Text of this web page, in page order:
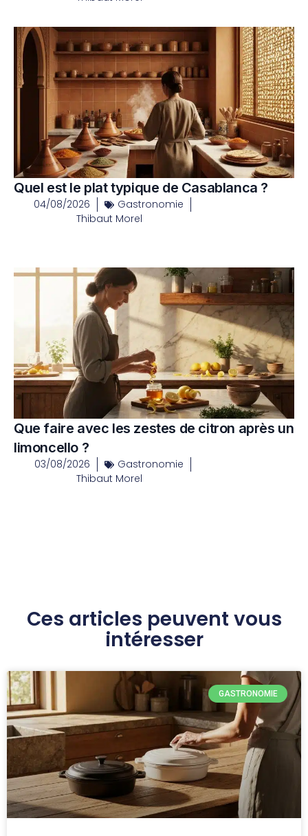
Quel est le plat typique de Casablanca ?
04/08/2026
Gastronomie
Thibaut Morel
Que faire avec les zestes de citron après un
limoncello ?
03/08/2026
Gastronomie
Thibaut Morel
Ces articles peuvent vous
intéresser
GASTRONOMIE